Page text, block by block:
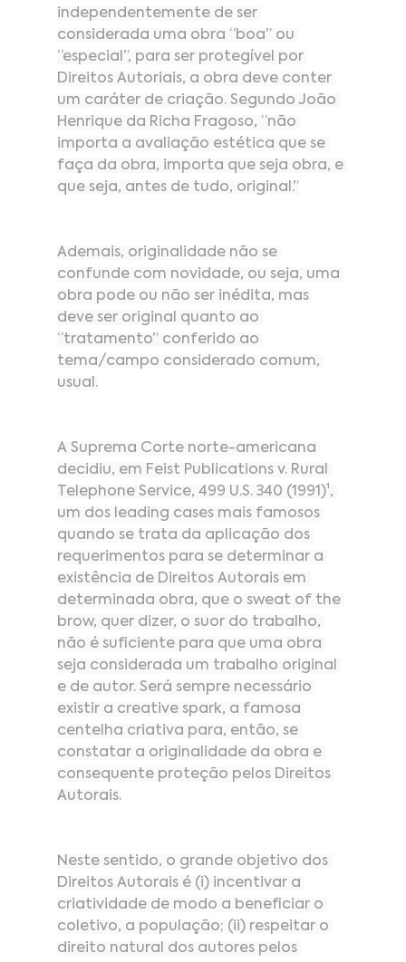
independentemente de ser
considerada uma obra “boa” ou
“especial”, para ser protegível por
Direitos Autoriais, a obra deve conter
um caráter de criação. Segundo João
Henrique da Richa Fragoso, “não
importa a avaliação estética que se
faça da obra, importa que seja obra, e
que seja, antes de tudo, original.”
Ademais, originalidade não se
confunde com novidade, ou seja, uma
obra pode ou não ser inédita, mas
deve ser original quanto ao
“tratamento” conferido ao
tema/campo considerado comum,
usual.
A Suprema Corte norte-americana
decidiu, em Feist Publications v. Rural
Telephone Service, 499 U.S. 340 (1991)¹,
um dos leading cases mais famosos
quando se trata da aplicação dos
requerimentos para se determinar a
existência de Direitos Autorais em
determinada obra, que o sweat of the
brow, quer dizer, o suor do trabalho,
não é suficiente para que uma obra
seja considerada um trabalho original
e de autor. Será sempre necessário
existir a creative spark, a famosa
centelha criativa para, então, se
constatar a originalidade da obra e
consequente proteção pelos Direitos
Autorais.
Neste sentido, o grande objetivo dos
Direitos Autorais é (i) incentivar a
criatividade de modo a beneficiar o
coletivo, a população; (ii) respeitar o
direito natural dos autores pelos